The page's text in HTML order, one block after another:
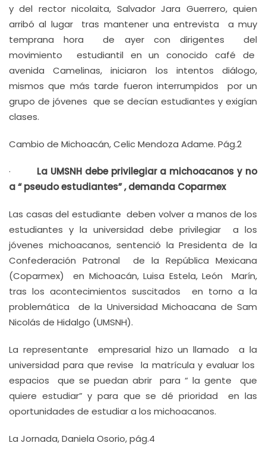
y del rector nicolaita, Salvador Jara Guerrero, quien
arribó al lugar tras mantener una entrevista a muy
temprana hora de ayer con dirigentes del
movimiento estudiantil en un conocido café de
avenida Camelinas, iniciaron los intentos diálogo,
mismos que más tarde fueron interrumpidos por un
grupo de jóvenes que se decían estudiantes y exigían
clases.
Cambio de Michoacán, Celic Mendoza Adame. Pág.2
· La UMSNH debe privilegiar a michoacanos y no
a “ pseudo estudiantes” , demanda Coparmex
Las casas del estudiante deben volver a manos de los
estudiantes y la universidad debe privilegiar a los
jóvenes michoacanos, sentenció la Presidenta de la
Confederación Patronal de la República Mexicana
(Coparmex) en Michoacán, Luisa Estela, León Marín,
tras los acontecimientos suscitados en torno a la
problemática de la Universidad Michoacana de Sam
Nicolás de Hidalgo (UMSNH).
La representante empresarial hizo un llamado a la
universidad para que revise la matrícula y evaluar los
espacios que se puedan abrir para “ la gente que
quiere estudiar” y para que se dé prioridad en las
oportunidades de estudiar a los michoacanos.
La Jornada, Daniela Osorio, pág.4